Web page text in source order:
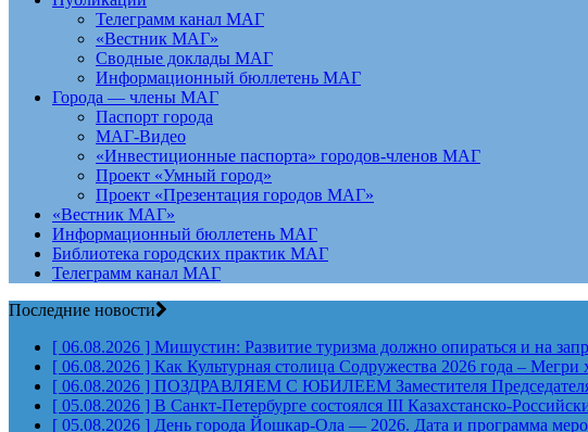
Телеграмм канал МАГ
«Вестник МАГ»
Сводные доклады МАГ
Информационный бюллетень МАГ
Города — члены МАГ
Паспорт города
МАГ-Видео
«Инвестиционные паспорта» городов-членов МАГ
Проект «Умный город»
Проект «Презентация городов МАГ»
«Вестник МАГ»
Информационный бюллетень МАГ
Библиотека городских практик МАГ
Телеграмм канал МАГ
Последние новости
[ 06.08.2026 ] Мишустин: Развитие туризма должно опираться и на
[ 06.08.2026 ] Как Культурная столица Содружества 2026 года – Мегри
[ 06.08.2026 ] ПОЗДРАВЛЯЕМ С ЮБИЛЕЕМ Заместителя Председателя
[ 05.08.2026 ] В Санкт-Петербурге состоялся III Казахстанско-
[ 05.08.2026 ] День города Йошкар-Ола — 2026. Дата и программа